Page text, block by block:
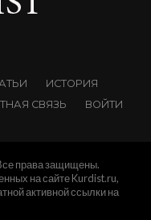
ИСТОРИЯ
СВЯЗЬ ВОЙТИ
права защищены.
на сайте Kurdist.ru,
активной ссылки на